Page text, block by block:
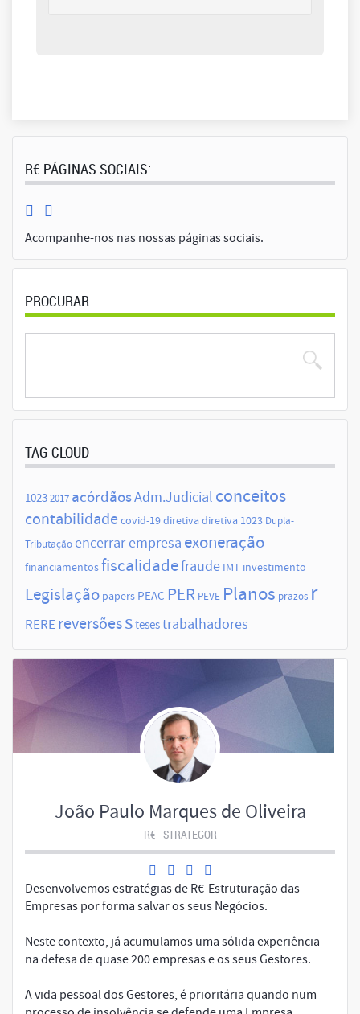
R€-PÁGINAS SOCIAIS:
Acompanhe-nos nas nossas páginas sociais.
PROCURAR
TAG CLOUD
10232017 acórdãosAdm.Judicial conceitos
contabilidade covid-19diretiva diretiva 1023 Dupla-
Tributaçãoencerrar empresa exoneração
financiamentosfiscalidadefraude IMT investimento
Legislação papers PEAC PER PEVE Planos prazos r
RERE reversõesstesestrabalhadores
João Paulo Marques de Oliveira
R€ - STRATEGOR
Desenvolvemos estratégias de R€-Estruturação das
Empresas por forma salvar os seus Negócios.
Neste contexto, já acumulamos uma sólida experiência
na defesa de quase 200 empresas e os seus Gestores.
A vida pessoal dos Gestores, é prioritária quando num